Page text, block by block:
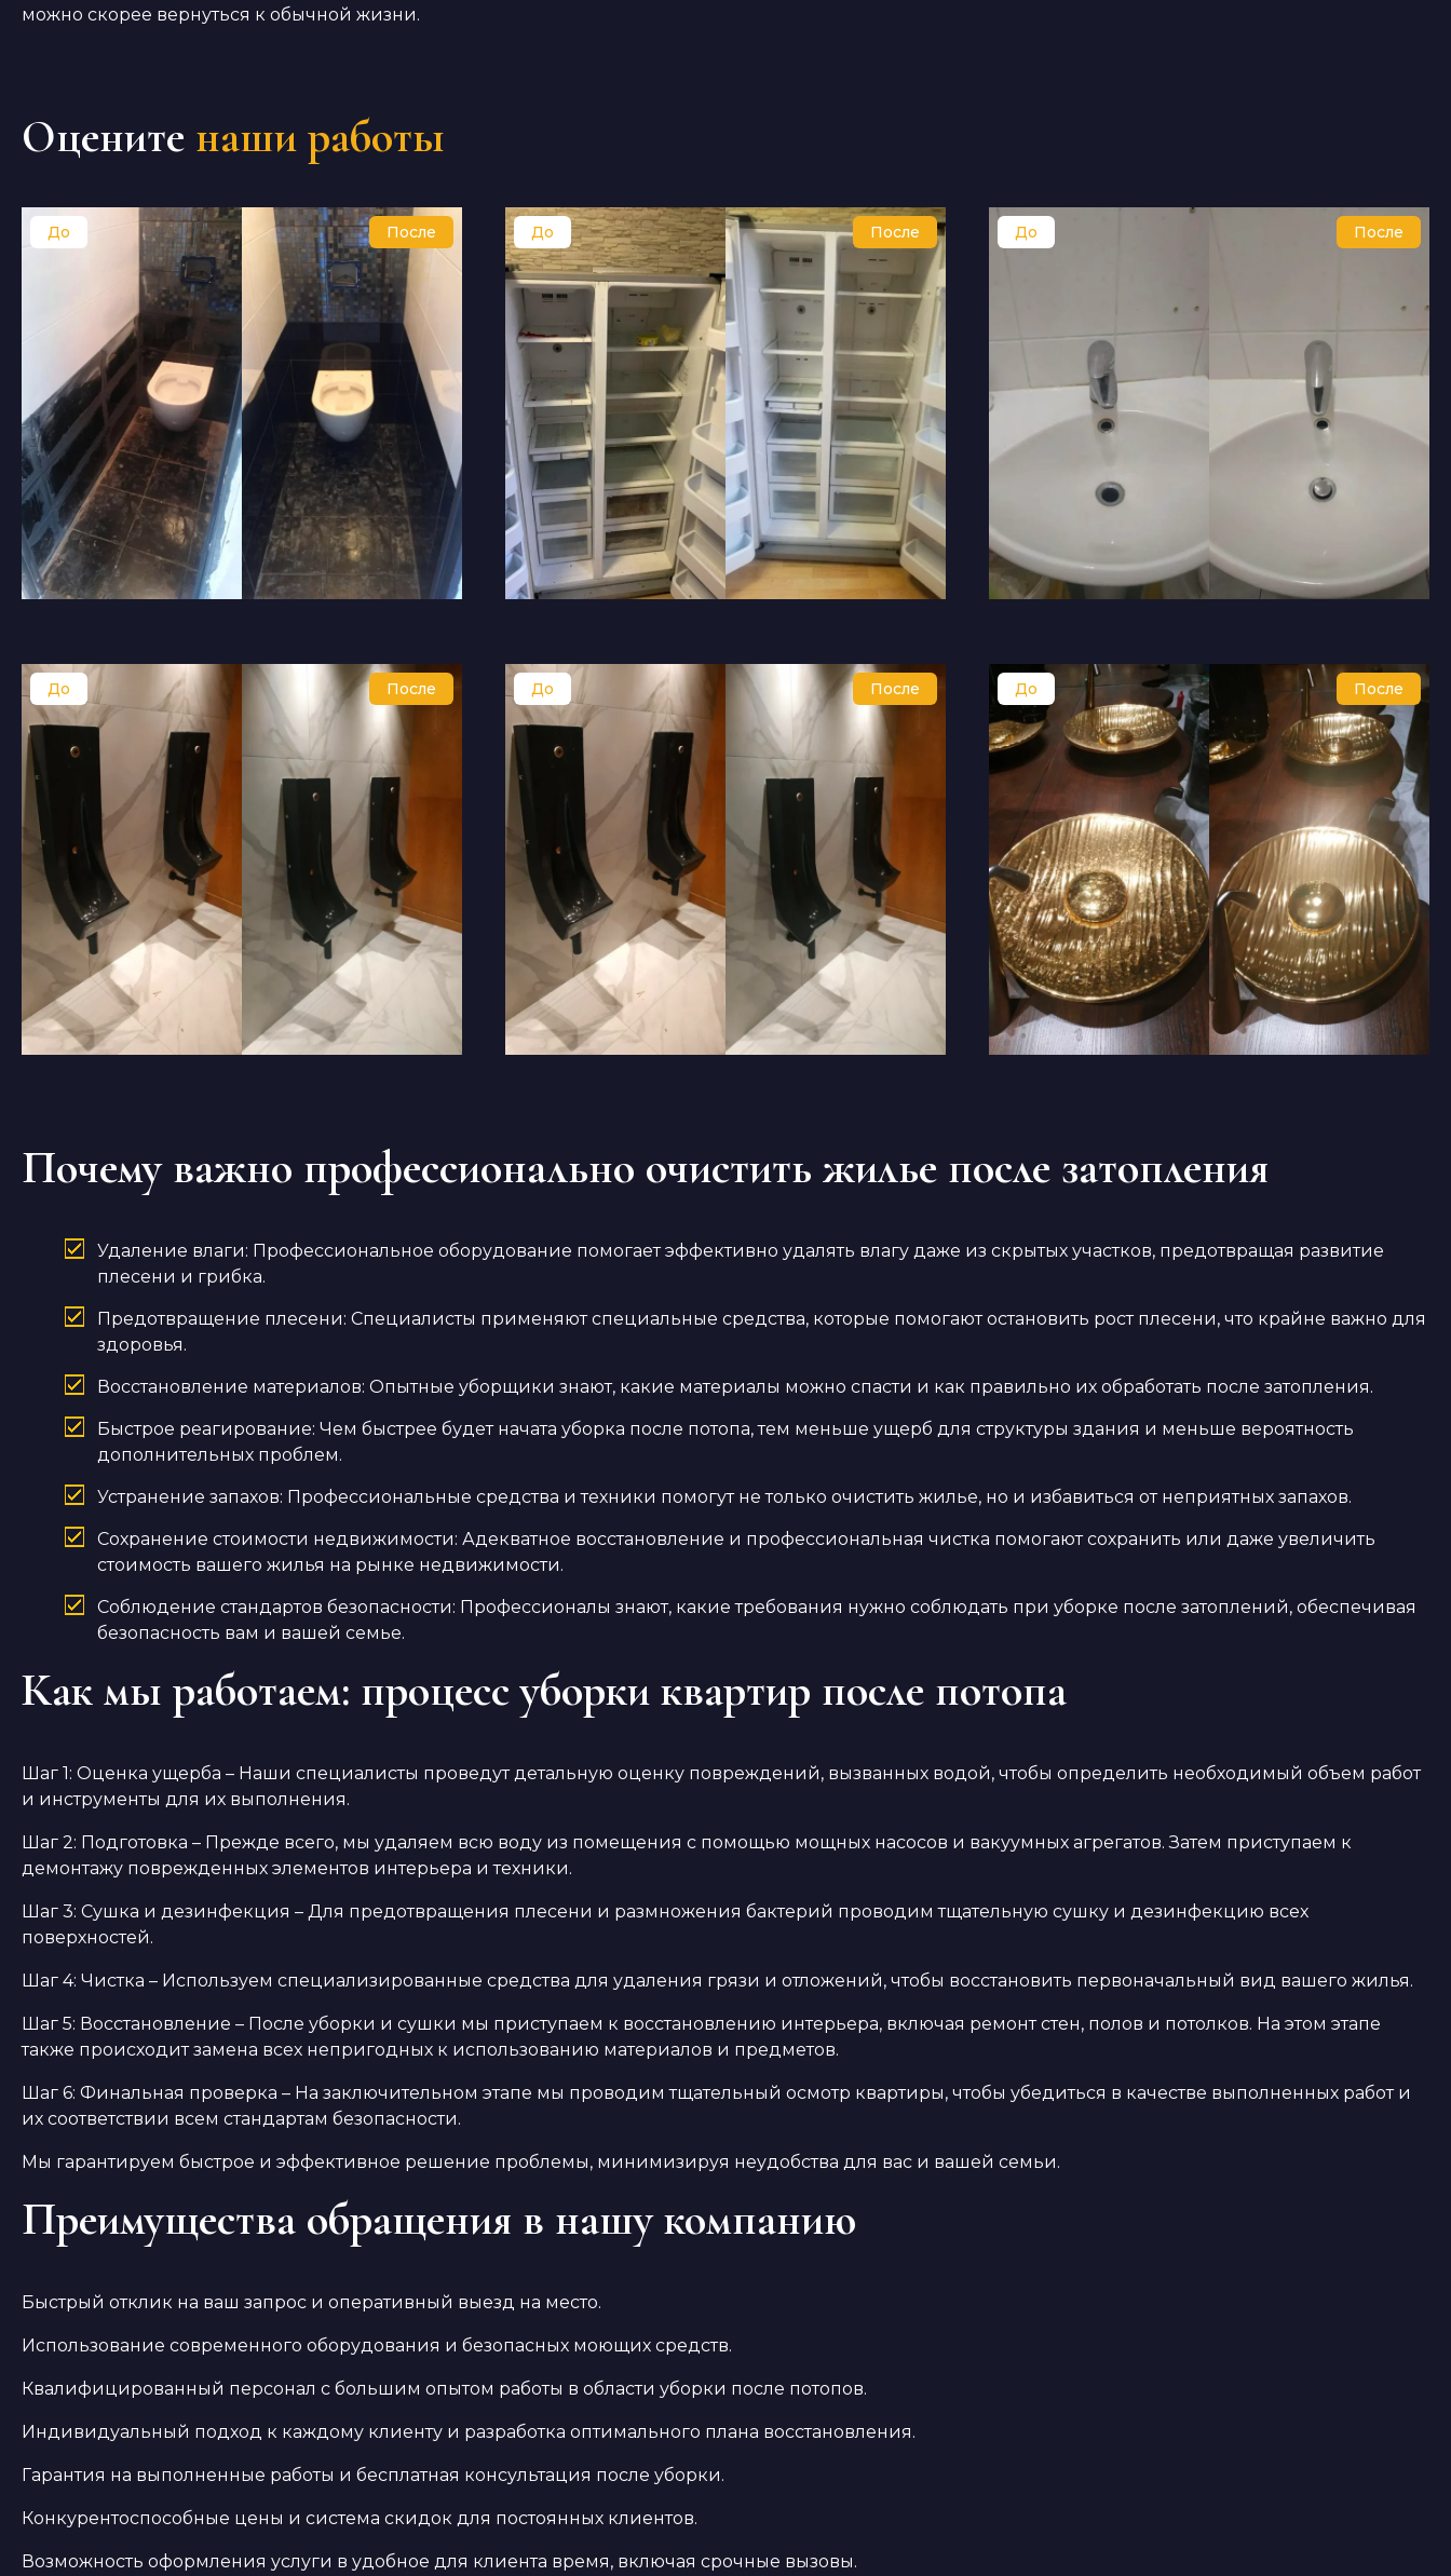
можно скорее вернуться к обычной жизни.
Оцените наши работы
Почему важно профессионально очистить жилье после затопления
Удаление влаги: Профессиональное оборудование помогает эффективно удалять влагу даже из скрытых участков, предотвращая развитие
плесени и грибка.
Предотвращение плесени: Специалисты применяют специальные средства, которые помогают остановить рост плесени, что крайне важно для
здоровья.
Восстановление материалов: Опытные уборщики знают, какие материалы можно спасти и как правильно их обработать после затопления.
Быстрое реагирование: Чем быстрее будет начата уборка после потопа, тем меньше ущерб для структуры здания и меньше вероятность
дополнительных проблем.
Устранение запахов: Профессиональные средства и техники помогут не только очистить жилье, но и избавиться от неприятных запахов.
Сохранение стоимости недвижимости: Адекватное восстановление и профессиональная чистка помогают сохранить или даже увеличить
стоимость вашего жилья на рынке недвижимости.
Соблюдение стандартов безопасности: Профессионалы знают, какие требования нужно соблюдать при уборке после затоплений, обеспечивая
безопасность вам и вашей семье.
Как мы работаем: процесс уборки квартир после потопа
Шаг 1: Оценка ущерба – Наши специалисты проведут детальную оценку повреждений, вызванных водой, чтобы определить необходимый объем работ
и инструменты для их выполнения.
Шаг 2: Подготовка – Прежде всего, мы удаляем всю воду из помещения с помощью мощных насосов и вакуумных агрегатов. Затем приступаем к
демонтажу поврежденных элементов интерьера и техники.
Шаг 3: Сушка и дезинфекция – Для предотвращения плесени и размножения бактерий проводим тщательную сушку и дезинфекцию всех
поверхностей.
Шаг 4: Чистка – Используем специализированные средства для удаления грязи и отложений, чтобы восстановить первоначальный вид вашего жилья.
Шаг 5: Восстановление – После уборки и сушки мы приступаем к восстановлению интерьера, включая ремонт стен, полов и потолков. На этом этапе
также происходит замена всех непригодных к использованию материалов и предметов.
Шаг 6: Финальная проверка – На заключительном этапе мы проводим тщательный осмотр квартиры, чтобы убедиться в качестве выполненных работ и
их соответствии всем стандартам безопасности.
Мы гарантируем быстрое и эффективное решение проблемы, минимизируя неудобства для вас и вашей семьи.
Преимущества обращения в нашу компанию
Быстрый отклик на ваш запрос и оперативный выезд на место.
Использование современного оборудования и безопасных моющих средств.
Квалифицированный персонал с большим опытом работы в области уборки после потопов.
Индивидуальный подход к каждому клиенту и разработка оптимального плана восстановления.
Гарантия на выполненные работы и бесплатная консультация после уборки.
Конкурентоспособные цены и система скидок для постоянных клиентов.
Возможность оформления услуги в удобное для клиента время, включая срочные вызовы.